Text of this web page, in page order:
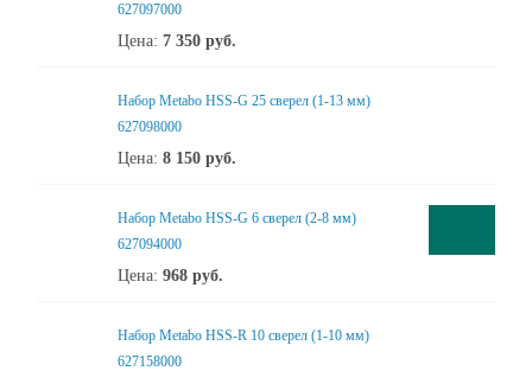
627097000
Цена: 7 350 руб.
Набор Metabo HSS-G 25 сверел (1-13 мм)
627098000
Цена: 8 150 руб.
Набор Metabo HSS-G 6 сверел (2-8 мм)
627094000
Цена: 968 руб.
Набор Metabo HSS-R 10 сверел (1-10 мм)
627158000